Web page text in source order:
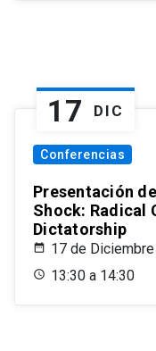
17 DIC
Conferencias
Presentación
Shock: Radical
Dictatorship
17 de
13:30 a 14:30